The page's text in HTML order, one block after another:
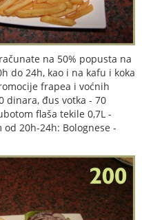
na 50% popusta na
do 24h, kao i na kafu i koka
frapea i voćnih
dinara, đus votka - 70
flaša tekile 0,7L -
20h-24h: Bolognese -